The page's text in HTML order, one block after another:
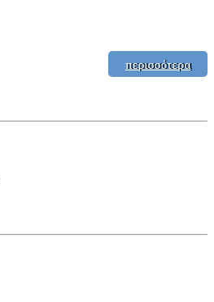
περισσότερα